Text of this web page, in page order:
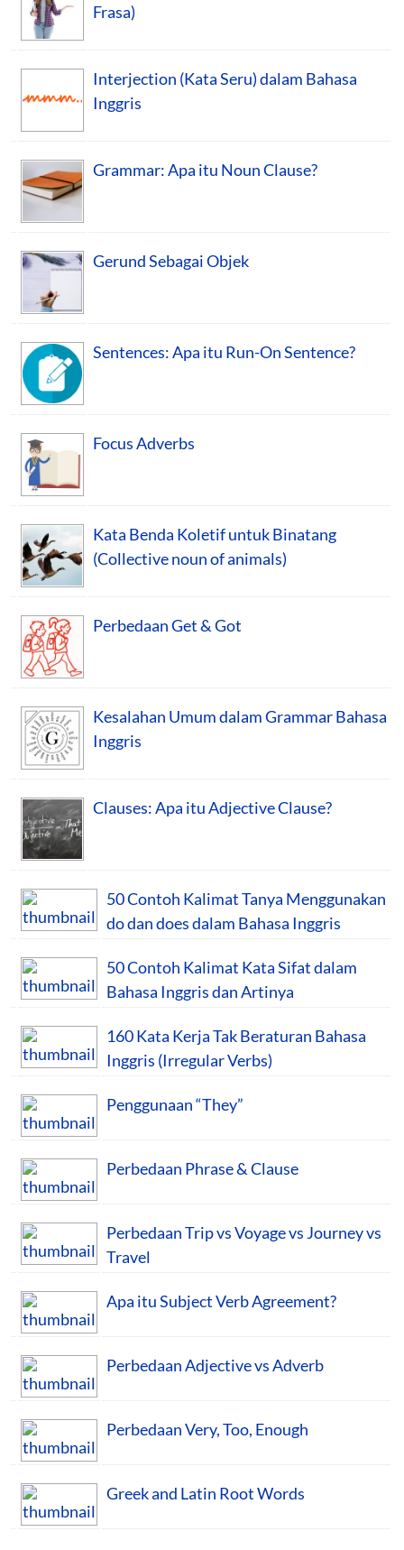
Frasa)
Interjection (Kata Seru) dalam Bahasa
Inggris
Grammar: Apa itu Noun Clause?
Gerund Sebagai Objek
Sentences: Apa itu Run-On Sentence?
Focus Adverbs
Kata Benda Koletif untuk Binatang
(Collective noun of animals)
Perbedaan Get & Got
Kesalahan Umum dalam Grammar Bahasa
Inggris
Clauses: Apa itu Adjective Clause?
50 Contoh Kalimat Tanya Menggunakan
do dan does dalam Bahasa Inggris
50 Contoh Kalimat Kata Sifat dalam
Bahasa Inggris dan Artinya
160 Kata Kerja Tak Beraturan Bahasa
Inggris (Irregular Verbs)
Penggunaan “They”
Perbedaan Phrase & Clause
Perbedaan Trip vs Voyage vs Journey vs
Travel
Apa itu Subject Verb Agreement?
Perbedaan Adjective vs Adverb
Perbedaan Very, Too, Enough
Greek and Latin Root Words